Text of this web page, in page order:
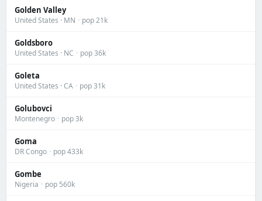
Golden Valley
United States · MN · pop 21k
Goldsboro
United States · NC · pop 36k
Goleta
United States · CA · pop 31k
Golubovci
Montenegro · pop 3k
Goma
DR Congo · pop 433k
Gombe
Nigeria · pop 560k